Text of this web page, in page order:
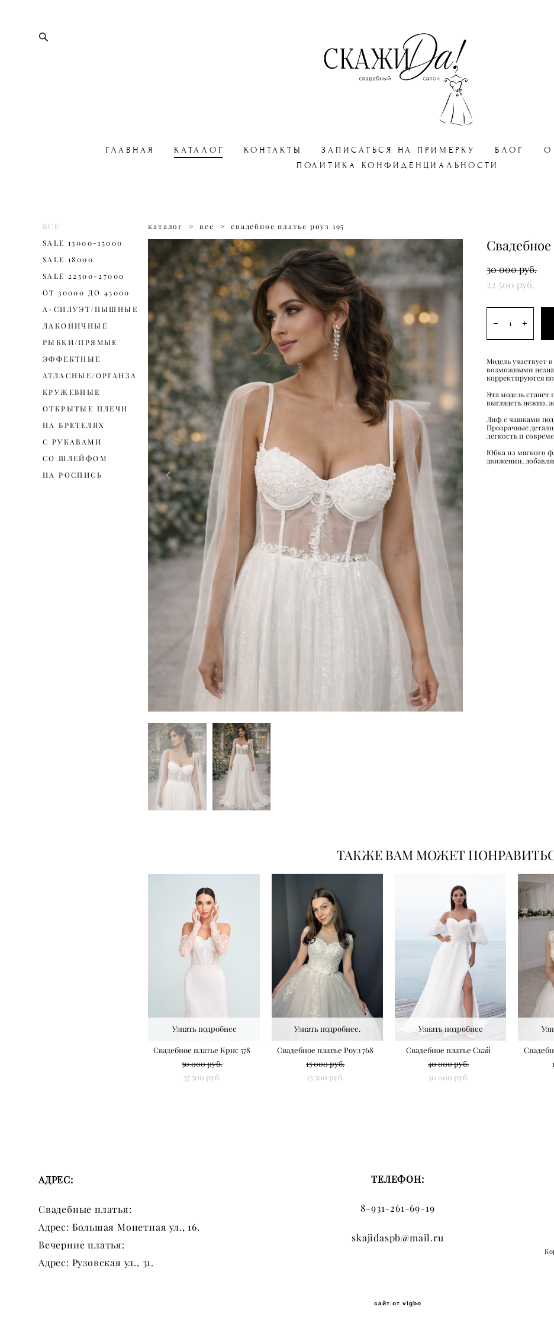
ГЛАВНАЯ КАТАЛОГ КОНТАКТЫ ЗАПИСАТЬСЯ НА ПРИМЕРКУ БЛОГ О
ПОЛИТИКА КОНФИДЕНЦИАЛЬНОСТИ
ВСЕ
SALE 13000-15000
SALE 18000
SALE 22500-27000
ОТ 30000 ДО 45000
А-СИЛУЭТ/ПЫШНЫЕ
ЛАКОНИЧНЫЕ
РЫБКИ/ПРЯМЫЕ
ЭФФЕКТНЫЕ
АТЛАСНЫЕ/ОРГАНЗА
КРУЖЕВНЫЕ
ОТКРЫТЫЕ ПЛЕЧИ
НА БРЕТЕЛЯХ
С РУКАВАМИ
СО ШЛЕЙФОМ
НА РОСПИСЬ
каталог > все > свадебное платье роуз 195
Свадебное
30 000 pуб.
22 500 pуб.
Модель участвует
возможными
корректируются
Эта модель станет
выглядеть нежно,
Лиф с чашками
Прозрачные
легкость и
Юбка из мягкого
движении,
ТАКЖЕ ВАМ МОЖЕТ
Узнать подробнее
Свадебное платье Крис 578
50 000 pуб.
37 500 pуб.
Узнать подробнее.
Свадебное платье Роуз 768
15 000 pуб.
13 500 pуб.
Узнать подробнее
Свадебное платье Скай
40 000 pуб.
30 000 pуб.
АДРЕС:
Свадебные платья:
Адрес: Большая Монетная ул., 16.
Вечерние платья:
Адрес: Рузовская ул., 31.
ТЕЛЕФОН:
8-931-261-69-19
skajidaspb@mail.ru
сайт от vigbo